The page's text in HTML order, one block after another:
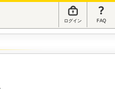
ログイン FAQ